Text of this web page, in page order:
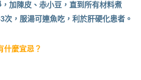
加陳皮、赤小豆，直到所有材料煮
次，服湯可連魚吃，利於肝硬化患者。
什麼宜忌？